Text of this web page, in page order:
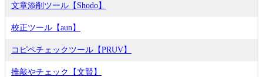
文章添削ツール【Shodo】
校正ツール【aun】
コピペチェックツール【PRUV】
推敲やチェック【文賢】